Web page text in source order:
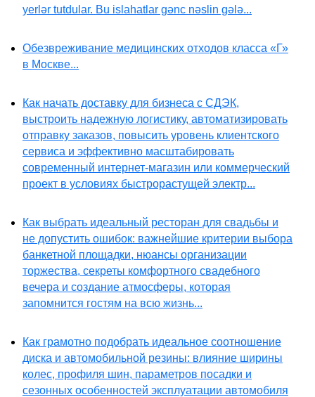
yerlər tutdular. Bu islahatlar gənc nəslin gələ...
Обезвреживание медицинских отходов класса «Г»
в Москве...
Как начать доставку для бизнеса с СДЭК,
выстроить надежную логистику, автоматизировать
отправку заказов, повысить уровень клиентского
сервиса и эффективно масштабировать
современный интернет-магазин или коммерческий
проект в условиях быстрорастущей электр...
Как выбрать идеальный ресторан для свадьбы и
не допустить ошибок: важнейшие критерии выбора
банкетной площадки, нюансы организации
торжества, секреты комфортного свадебного
вечера и создание атмосферы, которая
запомнится гостям на всю жизнь...
Как грамотно подобрать идеальное соотношение
диска и автомобильной резины: влияние ширины
колес, профиля шин, параметров посадки и
сезонных особенностей эксплуатации автомобиля